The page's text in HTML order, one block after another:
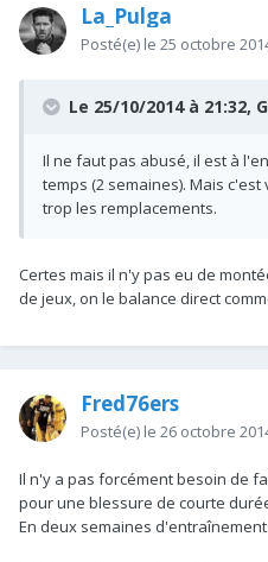
La_Pulga
Posté(e) le 25 octobre
Le 25/10/2014 à 21:32,
Il ne faut pas abusé, il est à
temps (2 semaines). Mais
trop les remplacements.
Certes mais il n'y pas eu de
de jeux, on le balance direct
Fred76ers
Posté(e) le 26 octobre
Il n'y a pas forcément besoin de
pour une blessure de courte
En deux semaines